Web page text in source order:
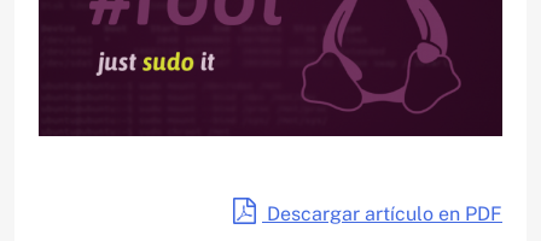
Descargar artículo en PDF